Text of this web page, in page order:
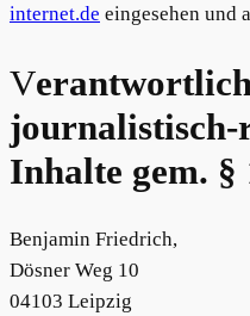
internet.de eingesehen und
V
journalistisch-
Inhalte gem. §
Benjamin Friedrich,
Dösner Weg 10
04103 Leipzig